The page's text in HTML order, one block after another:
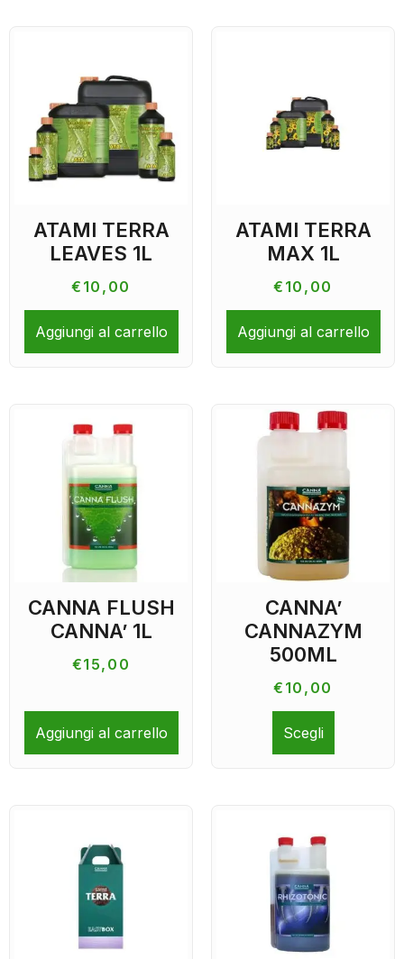
ATAMI TERRA
LEAVES 1L
€ 10,00
Aggiungi al carrello
ATAMI TERRA
MAX 1L
€ 10,00
Aggiungi al carrello
CANNA FLUSH
CANNA’ 1L
€15,00
Aggiungi al carrello
CANNA’
CANNAZYM
500ML
€ 10,00
Scegli